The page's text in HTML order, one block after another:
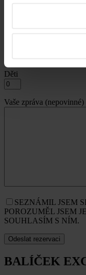
Děti
Vaše zpráva (nepovinné)
SEZNÁMIL JSEM
POROZUMĚL JSEM
SOUHLASÍM S NÍM.
BALÍČEK